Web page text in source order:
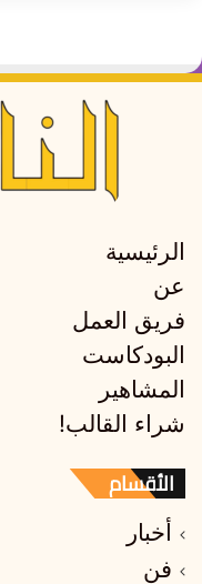
الرئيسية
عن
فريق العمل
البودكاست
المشاهير
شراء القالب!
الأقسام
أخبار
فن